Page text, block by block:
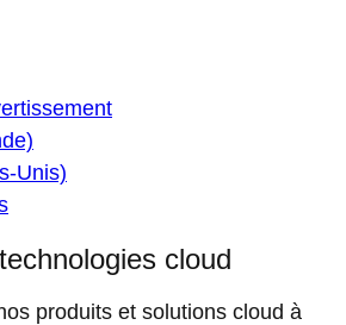
Unis)
cloud
produits et solutions cloud à